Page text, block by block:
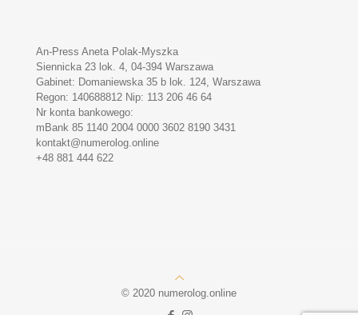
An-Press Aneta Polak-Myszka
Siennicka 23 lok. 4, 04-394 Warszawa
Gabinet: Domaniewska 35 b lok. 124, Warszawa
Regon: 140688812 Nip: 113 206 46 64
Nr konta bankowego:
mBank 85 1140 2004 0000 3602 8190 3431
kontakt@numerolog.online
+48 881 444 622
© 2020 numerolog.online